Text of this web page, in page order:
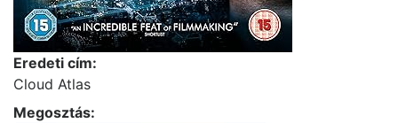
Eredeti cím:
Cloud Atlas
Megosztás: